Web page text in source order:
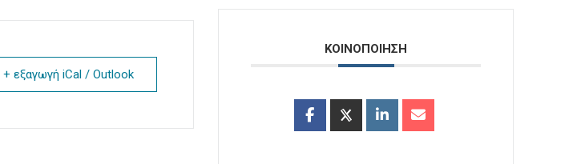
+ εξαγωγή iCal / Outlook
ΚΟΙΝΟΠΟΙΗΣΗ